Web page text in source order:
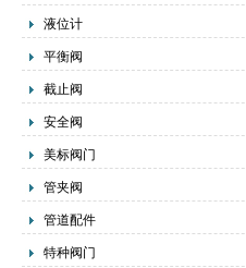
液位计
平衡阀
截止阀
安全阀
美标阀门
管夹阀
管道配件
特种阀门